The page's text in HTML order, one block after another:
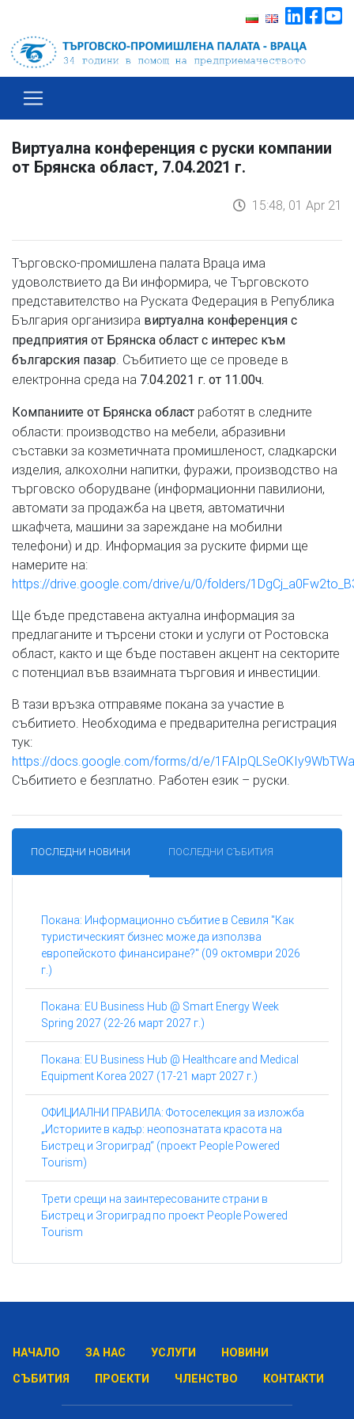
Виртуална конференция с руски компании
от Брянска област, 7.04.2021 г.
15:48, 01 Apr 21
Търговско-промишлена палата Враца има
удоволствието да Ви информира, че Търговското
представителство на Руската Федерация в Република
България организира виртуална конференция с
предприятия от Брянска област с интерес към
българския пазар . Събитието ще се проведе в
електронна среда на 7.04.2021 г. от 11.00ч.
Компаниите от Брянска област работят в следните
области: производство на мебели, абразивни
съставки за козметичната промишленост, сладкарски
изделия, алкохолни напитки, фуражи, производство на
търговско оборудване (информационни павилиони,
автомати за продажба на цветя, автоматични
шкафчета, машини за зареждане на мобилни
телефони) и др. Информация за руските фирми ще
намерите на:
https://drive.google.com/drive/u/0/folders/
Ще бъде представена актуална информация за
предлаганите и търсени стоки и услуги от Ростовска
област, както и ще бъде поставен акцент на секторите
с потенциал във взаимната търговия и инвестиции.
В тази връзка отправяме покана за участие в
събитието. Необходима е предварителна регистрация
тук:
https://docs.google.com/forms/d/e/
Събитието е безплатно. Работен език – руски.
ПОСЛЕДНИ НОВИНИ ПОСЛЕДНИ СЪБИТИЯ
Покана: Информационно събитие в Севиля "Как
туристическият бизнес може да използва
европейското финансиране?" (09 октомври 2026
г.)
Покана: EU Business Hub @ Smart Energy Week
Spring 2027 (22-26 март 2027 г.)
Покана: EU Business Hub @ Healthcare and Medical
Equipment Korea 2027 (17-21 март 2027 г.)
ОФИЦИАЛНИ ПРАВИЛА: Фотоселекция за изложба
„Историите в кадър: неопознатата красота на
Бистрец и Згориград“ (проект People Powered
Tourism)
Трети срещи на заинтересованите страни в
Бистрец и Згориград по проект People Powered
Tourism
НАЧАЛО ЗА НАС УСЛУГИ
НОВИНИ
СЪБИТИЯ
ПРОЕКТИ ЧЛЕНСТВО КОНТАКТИ